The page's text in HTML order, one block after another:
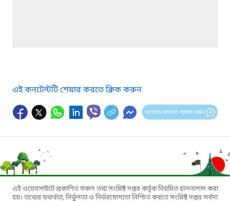
এই কনটেন্টটি শেয়ার করতে ক্লিক করুন
আপনার মতামত প্রদান করুন
এই ওয়েবসাইটে প্রকাশিত সকল তথ্য সংশ্লিষ্ট দপ্তর কর্তৃক নিয়মিত হালনাগাদ করা
হয়। তথ্যের যথার্থতা, নির্ভুলতা ও নির্ভরযোগ্যতা নিশ্চিত করতে সংশ্লিষ্ট দপ্তর সর্বদা